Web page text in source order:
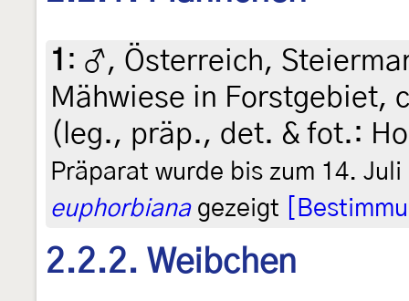
1 : ♂, Österreich,
Mähwiese in Forstgebiet,
(leg., präp., det. & fot.:
Präparat wurde bis zum 14.
euphorbianagezeigt
2.2.2. Weibchen